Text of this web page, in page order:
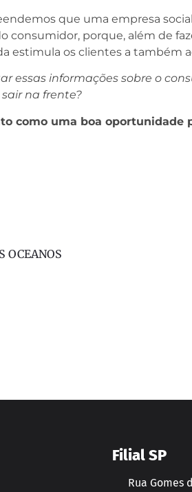
que uma empresa
consumidor, porque, além de
estimula os clientes a também
essas informações sobre o
na frente?
como uma boa oportunidade
OCEANOS
Filial SP
Rua Gomes